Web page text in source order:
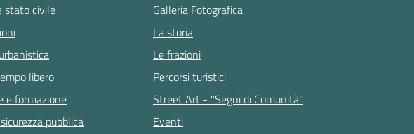
stato civile
libero
e formazione
pubblica
Galleria Fotografica
La storia
Le frazioni
Percorsi turistici
Street Art - "Segni di Comunità"
Eventi